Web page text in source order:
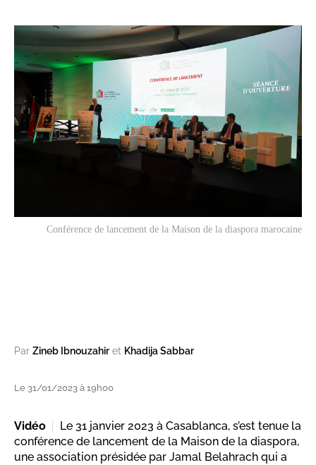
Conférence de lancement de la Maison de la diaspora marocaine
Par Zineb Ibnouzahir et Khadija Sabbar
Le 31/01/2023 à 19h00
Vidéo
Le 31 janvier 2023 à Casablanca, s’est tenue la
conférence de lancement de la Maison de la diaspora,
une association présidée par Jamal Belahrach qui a